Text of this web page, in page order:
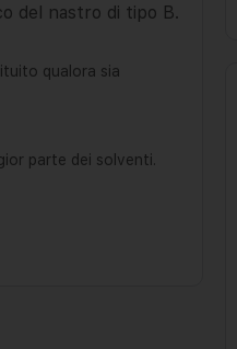
del nastro di tipo B.
qualora sia
parte dei solventi.